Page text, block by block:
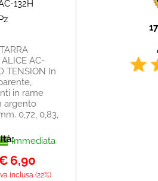
132H
Pz
AC-
TENSION In
in rame
argento
0,72, 0,83,
Immediata
6,90
inclusa (22%)